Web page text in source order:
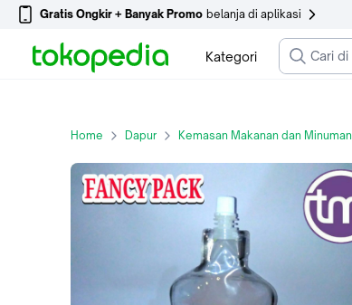
Gratis Ongkir + Banyak Promo belanja di aplikasi
Kategori
Home Dapur Kemasan Makanan dan Minuman